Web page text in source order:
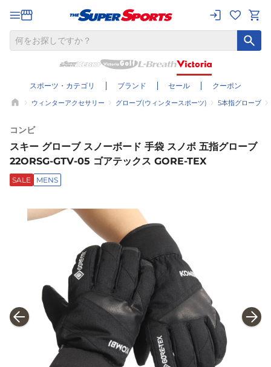
スポーツ・カテゴリ ブランド セール クーポン
ウィンターアクセサリー グローブ(ウィンタースポーツ) 5本指グローブ
コンビ
スキー グローブ スノーボード 手袋 スノボ 五指グローブ
22ORSG-GTV-05 ゴアテックス GORE-TEX
SALE MENS